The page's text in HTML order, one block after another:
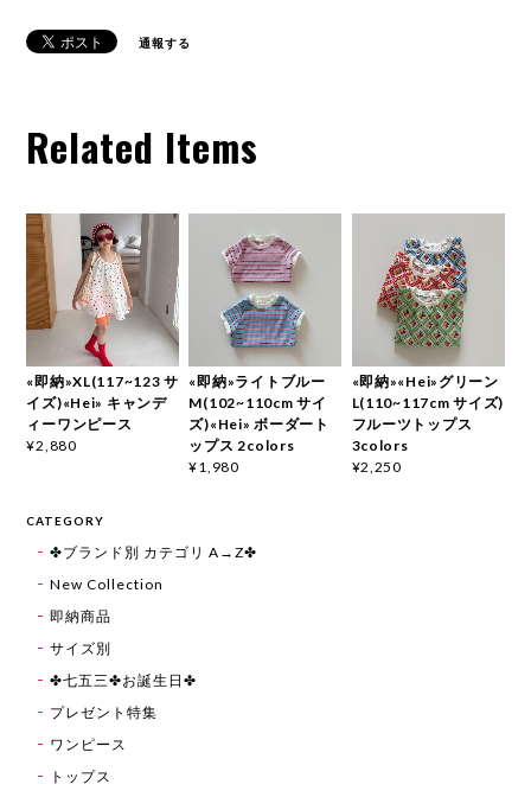
通報する
Related Items
«即納»XL(117~123 サ
イズ)«Hei» キャンデ
ィーワンピース
¥2,880
«即納»ライトブルー
M(102~110cm サイ
ズ)«Hei» ボーダート
ップス 2colors
¥1,980
«即納»«Hei»グリーン
L(110~117cm サイズ)
フルーツトップス
3colors
¥2,250
CATEGORY
✤ブランド別 カテゴリ A→Z✤
New Collection
即納商品
サイズ別
✤七五三✤お誕生日✤
プレゼント特集
ワンピース
トップス